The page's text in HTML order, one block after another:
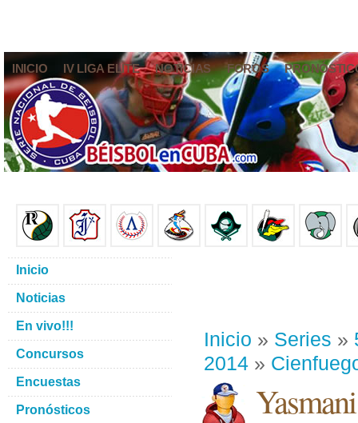
INICIO IV LIGA ELITE NOTICIAS FOROS
Inicio » Series »
2014 »
Inicio
Noticias
En vivo!!!
Concursos
Encuestas
Pronósticos